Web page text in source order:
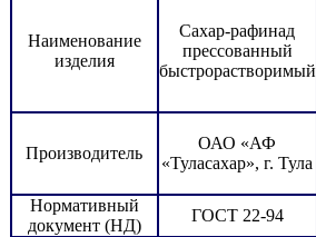
Наименование
изделия
Сахар-рафинад
прессованный
быстрорастворимый
Производитель
ОАО «АФ
«Туласахар», г. Тула
Нормативный
документ (НД)
ГОСТ 22-94